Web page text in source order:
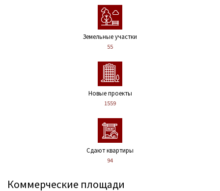
Земельные участки
55
Новые проекты
1559
Сдают квартиры
94
Коммерческие площади